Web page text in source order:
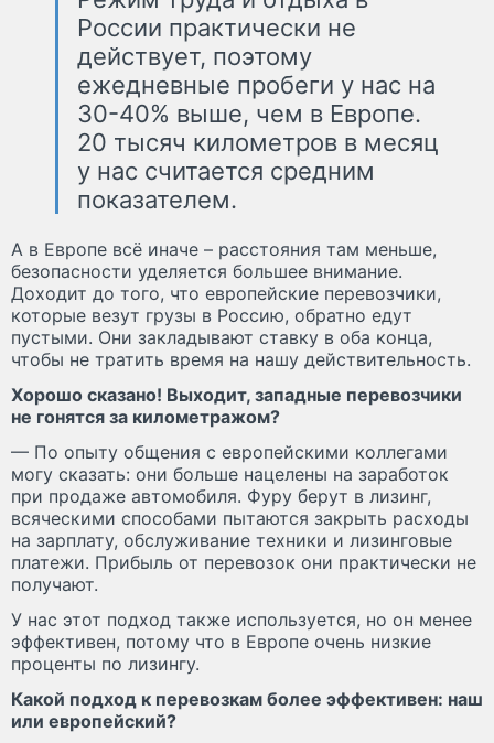
России практически не
действует, поэтому
ежедневные пробеги у нас на
30-40% выше, чем в Европе.
20 тысяч километров в месяц
у нас считается средним
показателем.
А в Европе всё иначе – расстояния там меньше,
безопасности уделяется большее внимание.
Доходит до того, что европейские перевозчики,
которые везут грузы в Россию, обратно едут
пустыми. Они закладывают ставку в оба конца,
чтобы не тратить время на нашу действительность.
Хорошо сказано! Выходит, западные перевозчики
не гонятся за километражом?
— По опыту общения с европейскими коллегами
могу сказать: они больше нацелены на заработок
при продаже автомобиля. Фуру берут в лизинг,
всяческими способами пытаются закрыть расходы
на зарплату, обслуживание техники и лизинговые
платежи. Прибыль от перевозок они практически не
получают.
У нас этот подход также используется, но он менее
эффективен, потому что в Европе очень низкие
проценты по лизингу.
Какой подход к перевозкам более эффективен: наш
или европейский?